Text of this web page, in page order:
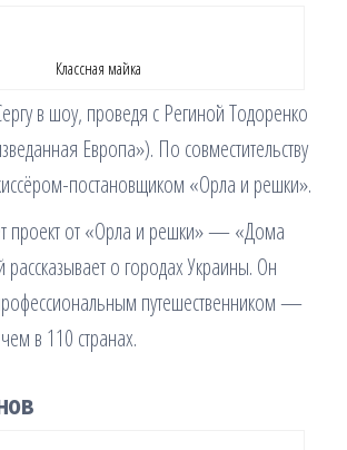
Классная майка
в шоу, проведя с Региной Тодоренко
Европа»). По совместительству
постановщиком «Орла и решки».
проект от «Орла и решки» — «Дома
о городах Украины. Он
путешественником —
в 110 странах.